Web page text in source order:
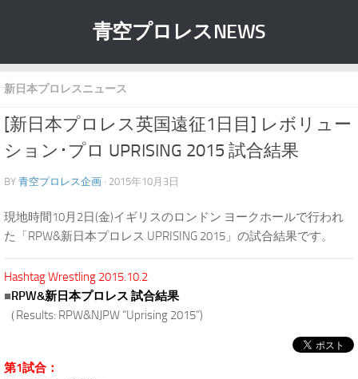
青空プロレスNEWS
新日本プロレスニュース
[新日本プロレス英国遠征1日目] レボリュー
ション･プロ UPRISING 2015 試合結果
BY 青空プロレス企画 · 2015年10月3日
現地時間10月2日(金)イギリスのロンドン ヨークホールで行われ
た「RPW&新日本プロレス UPRISING 2015」の試合結果です。
Hashtag Wrestling 2015.10.2
■RPW&新日本プロレス 試合結果
（Results: RPW&NJPW “Uprising 2015”)
第1試合：